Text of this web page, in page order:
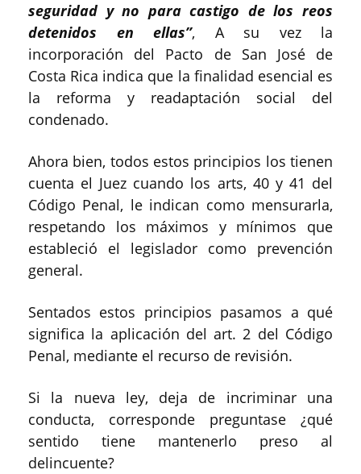
seguridad y no para castigo de los reos
detenidos en ellas”, A su vez la
incorporación del Pacto de San José de
Costa Rica indica que la finalidad esencial es
la reforma y readaptación social del
condenado.
Ahora bien, todos estos principios los tienen
cuenta el Juez cuando los arts, 40 y 41 del
Código Penal, le indican como mensurarla,
respetando los máximos y mínimos que
estableció el legislador como prevención
general.
Sentados estos principios pasamos a qué
significa la aplicación del art. 2 del Código
Penal, mediante el recurso de revisión.
Si la nueva ley, deja de incriminar una
conducta, corresponde preguntase ¿qué
sentido tiene mantenerlo preso al
delincuente?